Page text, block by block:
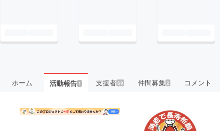
ホーム 活動報告1 支援者69 仲間募集2 コメント